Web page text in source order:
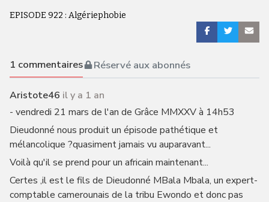
EPISODE 922 : Algériephobie
1 commentaires Réservé aux abonnés
Aristote46 il y a 1 an
- vendredi 21 mars de l'an de Grâce MMXXV à 14h53
Dieudonné nous produit un épisode pathétique et
mélancolique ?quasiment jamais vu auparavant...
Voilà qu'il se prend pour un africain maintenant...
Certes ,il est le fils de Dieudonné MBala Mbala, un expert-
comptable camerounais de la tribu Ewondo et donc pas